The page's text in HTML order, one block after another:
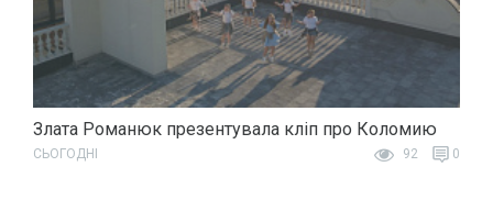
Злата Романюк презентувала кліп про Коломию
СЬОГОДНІ 92 0